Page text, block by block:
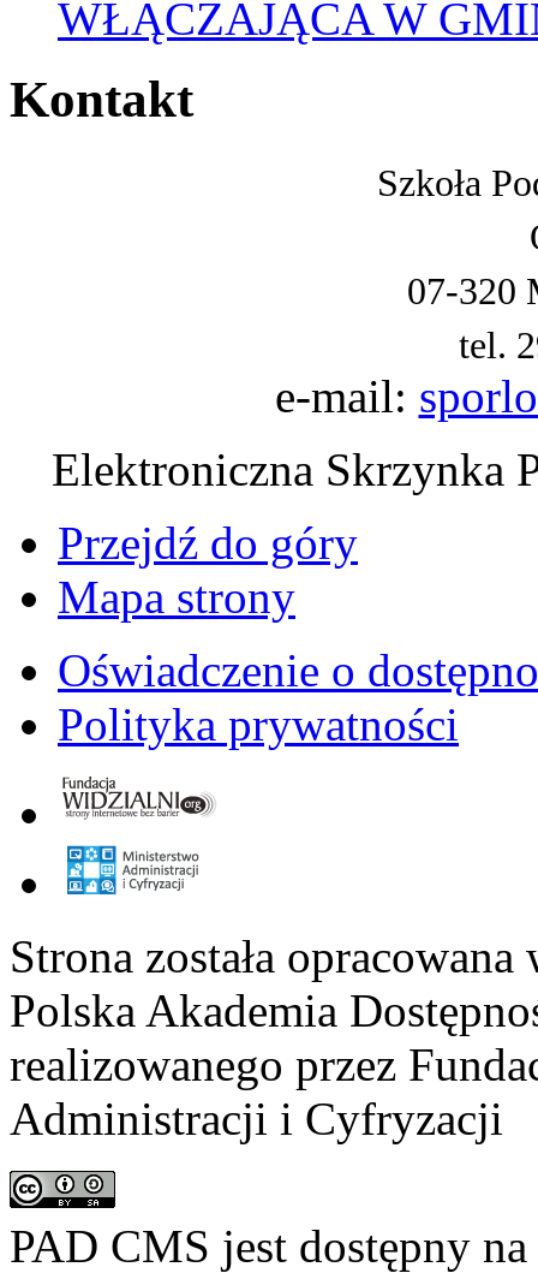
WŁĄCZAJĄCA W
Kontakt
Szkoła
07-320
tel.
e-mail:
Elektroniczna Skrzynka
Przejdź do góry
Mapa strony
Oświadczenie o
Polityka prywatności
Strona została
Polska Akademia
realizowanego przez
Administracji i Cyfryzacji
PAD CMS jest dostępny na